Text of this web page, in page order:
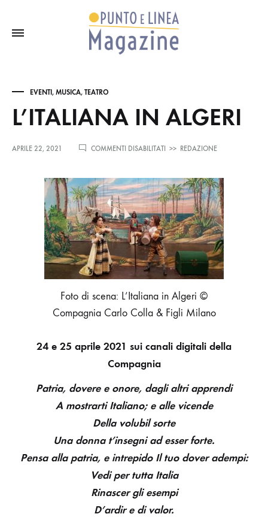
EVENTI, MUSICA, TEATRO
L’ITALIANA IN ALGERI
APRILE 22, 2021 COMMENTI DISABILITATI
SU
ALGERI
>> REDAZIONE
Foto di scena: L’Italiana in Algeri ©
Compagnia Carlo Colla & Figli Milano
24 e 25 aprile 2021 sui canali digitali della
Compagnia
Patria, dovere e onore, dagli altri apprendi
A mostrarti Italiano; e alle vicende
Della volubil sorte
Una donna t’insegni ad esser forte.
Pensa alla patria, e intrepido Il tuo dover adempi:
Vedi per tutta Italia
Rinascer gli esempi
D’ardir e di valor.